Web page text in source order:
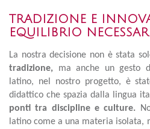
TRADIZIONE E
EQUILIBRIO
La nostra decisione non è stata
tradizione, ma anche un gesto
latino, nel nostro progetto, è
didattico che spazia dalla lingua
ponti tra discipline e culture.
latino come a una materia isolata,